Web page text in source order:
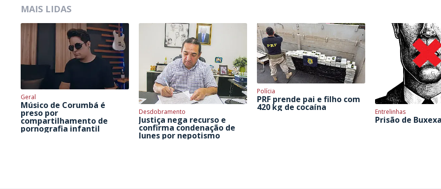
MAIS LIDAS
Geral
Músico de Corumbá é
preso por
compartilhamento de
pornografia infantil
Desdobramento
Justiça nega recurso e
confirma condenação de
Iunes por nepotismo
Polícia
PRF prende pai e filho com
420 kg de cocaína Entrelinhas
Prisão de